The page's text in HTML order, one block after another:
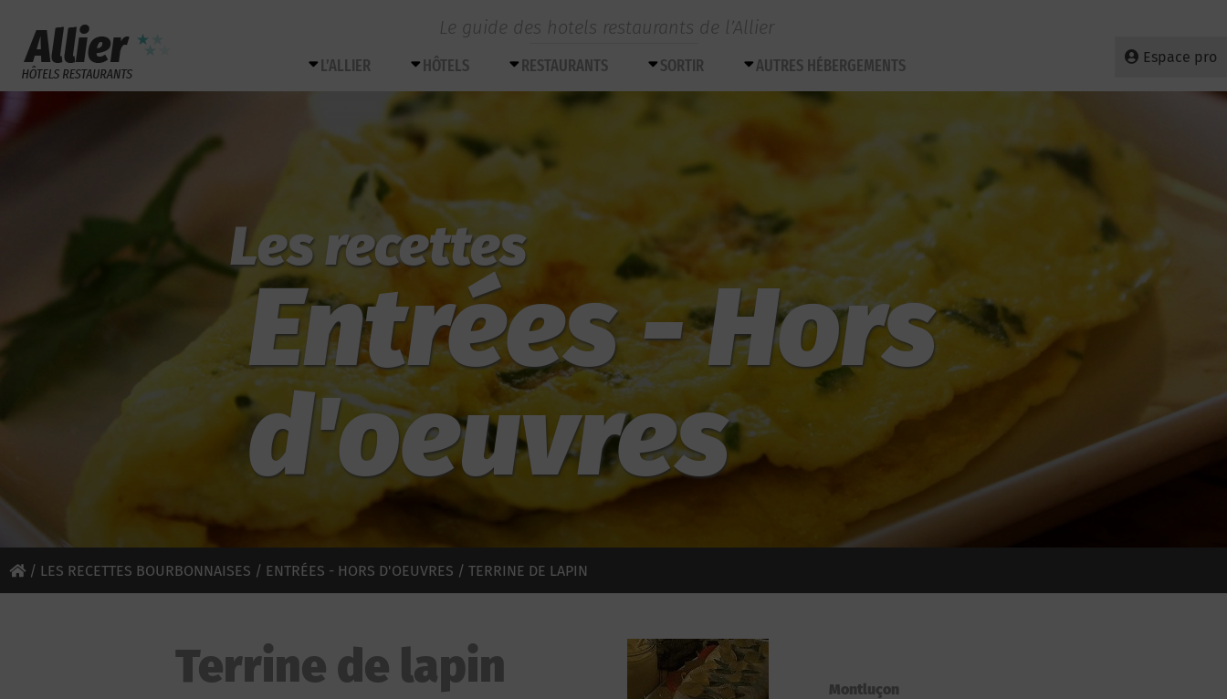
Le guide des hotels restaurants de l’Allier
Espace pro
L’ALLIER HÔTELS RESTAURANTS SORTIR AUTRES HÉBERGEMENTS
Les recettes
Entrées - Hors
d'oeuvres
/ LES RECETTES BOURBONNAISES / ENTRÉES - HORS D'OEUVRES / TERRINE DE LAPIN
Terrine de lapin Montluçon